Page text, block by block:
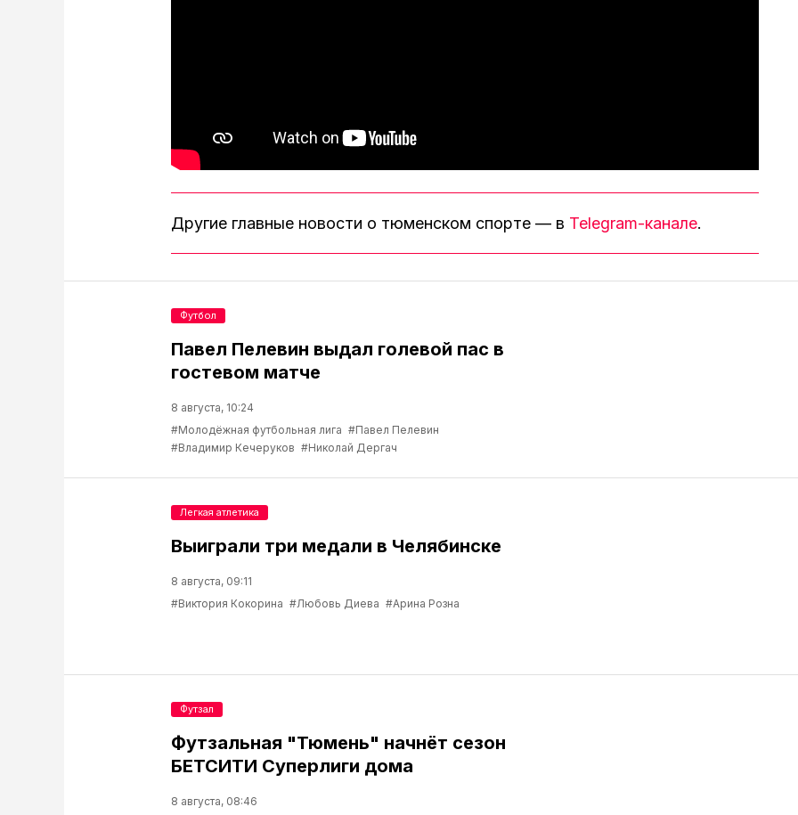
Другие главные новости о тюменском спорте — в Telegram-канале.
Павел Пелевин выдал голевой пас в
гостевом матче
8 августа, 10:24
#Молодёжная футбольная лига #Павел Пелевин
#Владимир Кечеруков #Николай Дергач
Футбол
Выиграли три медали в Челябинске
8 августа, 09:11
#Виктория Кокорина #Любовь Диева #Арина Розна
Легкая атлетика
Футзальная "Тюмень" начнёт сезон
БЕТСИТИ Суперлиги дома
8 августа, 08:46
Футзал